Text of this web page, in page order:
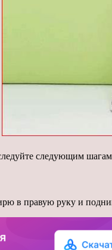
следующим
в правую руку и